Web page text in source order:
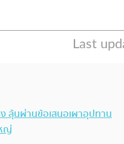
ลุ้นผ่านข้อเสนอเผาอุปทาน
ญ่